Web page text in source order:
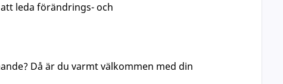
leda förändrings- och
Då är du varmt välkommen med din